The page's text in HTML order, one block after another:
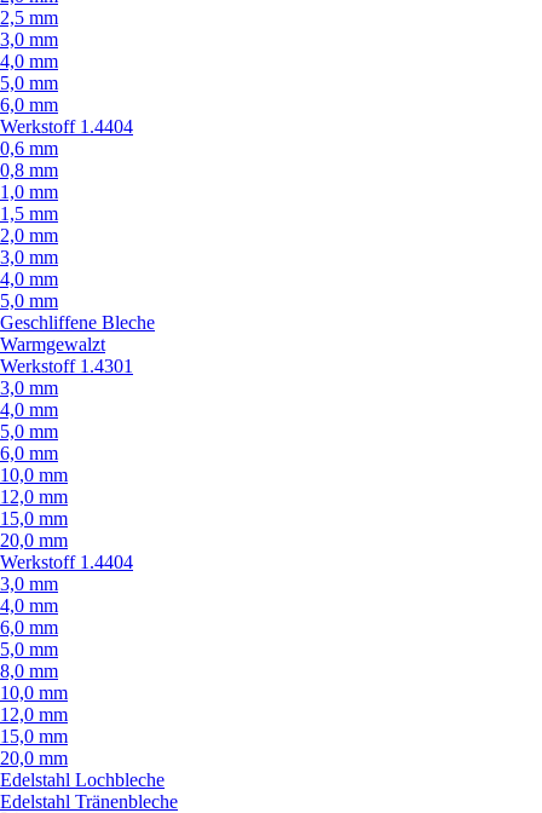
2,5 mm
3,0 mm
4,0 mm
5,0 mm
6,0 mm
Werkstoff 1.4404
0,6 mm
0,8 mm
1,0 mm
1,5 mm
2,0 mm
3,0 mm
4,0 mm
5,0 mm
Geschliffene Bleche
Warmgewalzt
Werkstoff 1.4301
3,0 mm
4,0 mm
5,0 mm
6,0 mm
10,0 mm
12,0 mm
15,0 mm
20,0 mm
Werkstoff 1.4404
3,0 mm
4,0 mm
6,0 mm
5,0 mm
8,0 mm
10,0 mm
12,0 mm
15,0 mm
20,0 mm
Edelstahl Lochbleche
Edelstahl Tränenbleche